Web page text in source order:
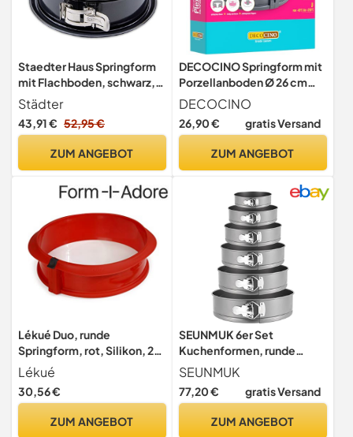
Staedter Haus Springform
mit Flachboden, schwarz,
Metall, schwarz, 28 cm
Städter
43,91 € 52,95 €
ZUM ANGEBOT
DECOCINO Springform mit
Porzellanboden Ø 26 cm
Backform mit Silikonring
DECOCINO
26,90 € gratis Versand
ZUM ANGEBOT
Lékué Duo, runde
Springform, rot, Silikon, 23
x 7 x 23 cm,
2412323R01M017
Lékué
30,56 €
ZUM ANGEBOT
SEUNMUK 6er Set
Kuchenformen, runde
Springform mit
abnehmbarem Boden und
Metallverschluss, lose
Käsekuchen - Größen
SEUNMUK
77,20 € gratis Versand
ZUM ANGEBOT